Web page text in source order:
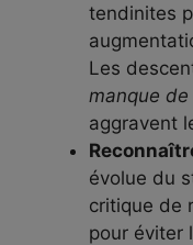
tendinites
Les
manque
aggravent
évolue du
critique de
pour éviter